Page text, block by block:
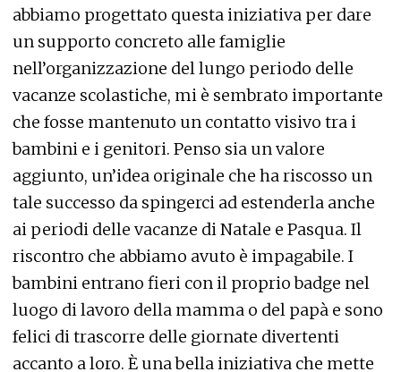
abbiamo progettato questa iniziativa per dare
un supporto concreto alle famiglie
nell’organizzazione del lungo periodo delle
vacanze scolastiche, mi è sembrato importante
che fosse mantenuto un contatto visivo tra i
bambini e i genitori. Penso sia un valore
aggiunto, un’idea originale che ha riscosso un
tale successo da spingerci ad estenderla anche
ai periodi delle vacanze di Natale e Pasqua. Il
riscontro che abbiamo avuto è impagabile. I
bambini entrano fieri con il proprio badge nel
luogo di lavoro della mamma o del papà e sono
felici di trascorre delle giornate divertenti
accanto a loro. È una bella iniziativa che mette